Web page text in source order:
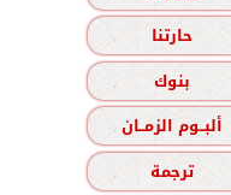
حارتنا
بنوك
ألبــوم الزمــان
ترجمة